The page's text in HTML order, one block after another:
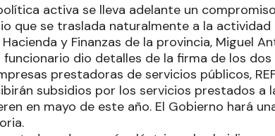
activa se lleva adelante un
que se traslada naturalmente a la actividad
y Finanzas de la provincia, Miguel
funcionario dio detalles de la firma de los
prestadoras de servicios públicos,
subsidios por los servicios prestados a
en mayo de este año. El Gobierno hará